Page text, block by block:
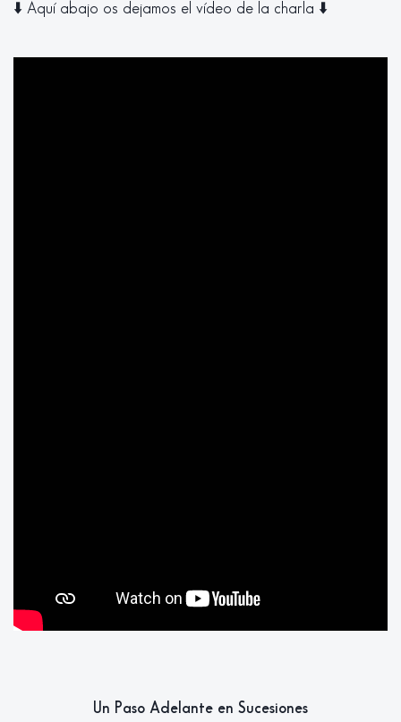
⬇️ Aquí abajo os dejamos el vídeo de la charla ⬇️
Un Paso Adelante en Sucesiones